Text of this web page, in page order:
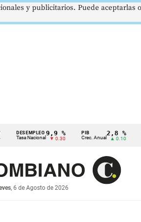
Nacional
9,9 %
▼ 0.30
PIB
Crec. Anual
2,8 %
▲ 0.10
TRM
Tasa
, 6 de Agosto de 2026
y publicitarios. Puede aceptarlas